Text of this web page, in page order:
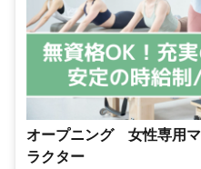
オープニング 女性専用
ラクター